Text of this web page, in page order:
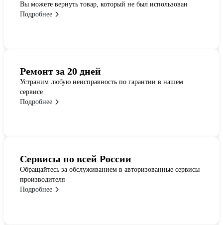
Вы можете вернуть товар, который не был использован
Подробнее
Ремонт за 20 дней
Устраним любую неисправность по гарантии в нашем
сервисе
Подробнее
Сервисы по всей России
Обращайтесь за обслуживанием в авторизованные сервисы
производителя
Подробнее